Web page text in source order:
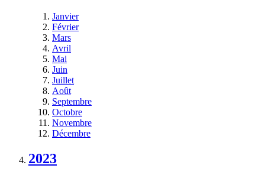
Janvier
Février
Mars
Avril
Mai
Juin
Juillet
Août
Septembre
Octobre
Novembre
Décembre
2023